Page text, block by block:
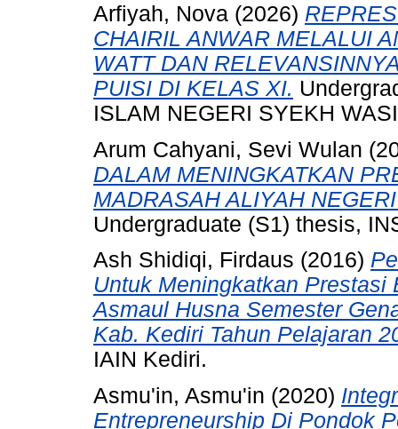
Arfiyah, Nova (2026)
CHAIRIL ANWAR MELALUI
WATT DAN
PUISI DI KELAS XI.
ISLAM NEGERI SYEKH
Arum Cahyani, Sevi Wulan
DALAM MENINGKATKAN
MADRASAH ALIYAH
Undergraduate (S1) thesis,
Ash Shidiqi, Firdaus (2016)
Untuk Meningkatkan Prestasi
Asmaul Husna Semester
Kab. Kediri Tahun Pelajaran
IAIN Kediri.
Asmu'in, Asmu'in (2020)
Entrepreneurship Di Pondok